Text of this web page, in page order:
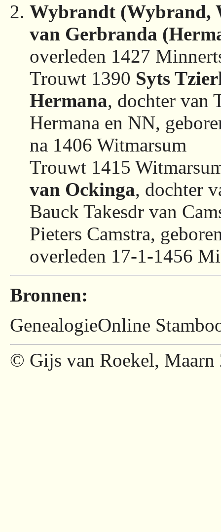
Wybrandt (Wybrand,
van Gerbranda
overleden 1427
Trouwt 1390 Syts
Hermana, dochter van
Hermana en NN,
na 1406 Witmarsum
Trouwt 1415
van Ockinga, dochter
Bauck Takesdr van
Pieters Camstra,
overleden 17-1-1456
Bronnen:
GenealogieOnline
© Gijs van Roekel, Maarn